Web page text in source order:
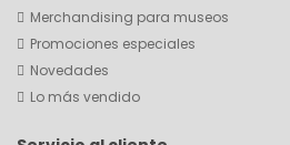
Merchandising para museos
Promociones especiales
Novedades
Lo más vendido